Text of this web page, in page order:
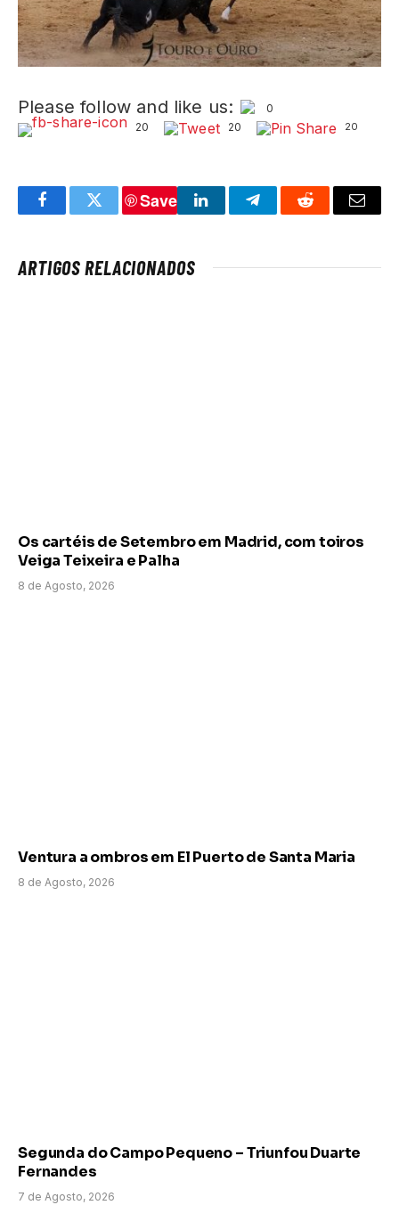
Please follow and like us:
0
20
20 20
FacebookTwitter
Save
LinkedInTelegramReddit Email
ARTIGOS RELACIONADOS
Os cartéis de Setembro em Madrid, com toiros
Veiga Teixeira e Palha
8 de Agosto, 2026
Ventura a ombros em El Puerto de Santa Maria
8 de Agosto, 2026
Segunda do Campo Pequeno – Triunfou Duarte
Fernandes
7 de Agosto, 2026